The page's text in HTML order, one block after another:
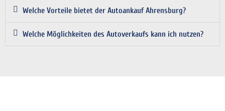
Welche Vorteile bietet der Autoankauf Ahrensburg?
Welche Möglichkeiten des Autoverkaufs kann ich nutzen?